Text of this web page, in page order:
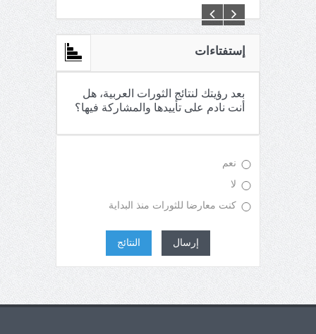
إستفتاءات
بعد رؤيتك لنتائج الثورات العربية، هل
أنت نادم على تأييدها والمشاركة فيها؟
نعم
لا
كنت معارضا للثورات منذ البداية
إرسال النتائج